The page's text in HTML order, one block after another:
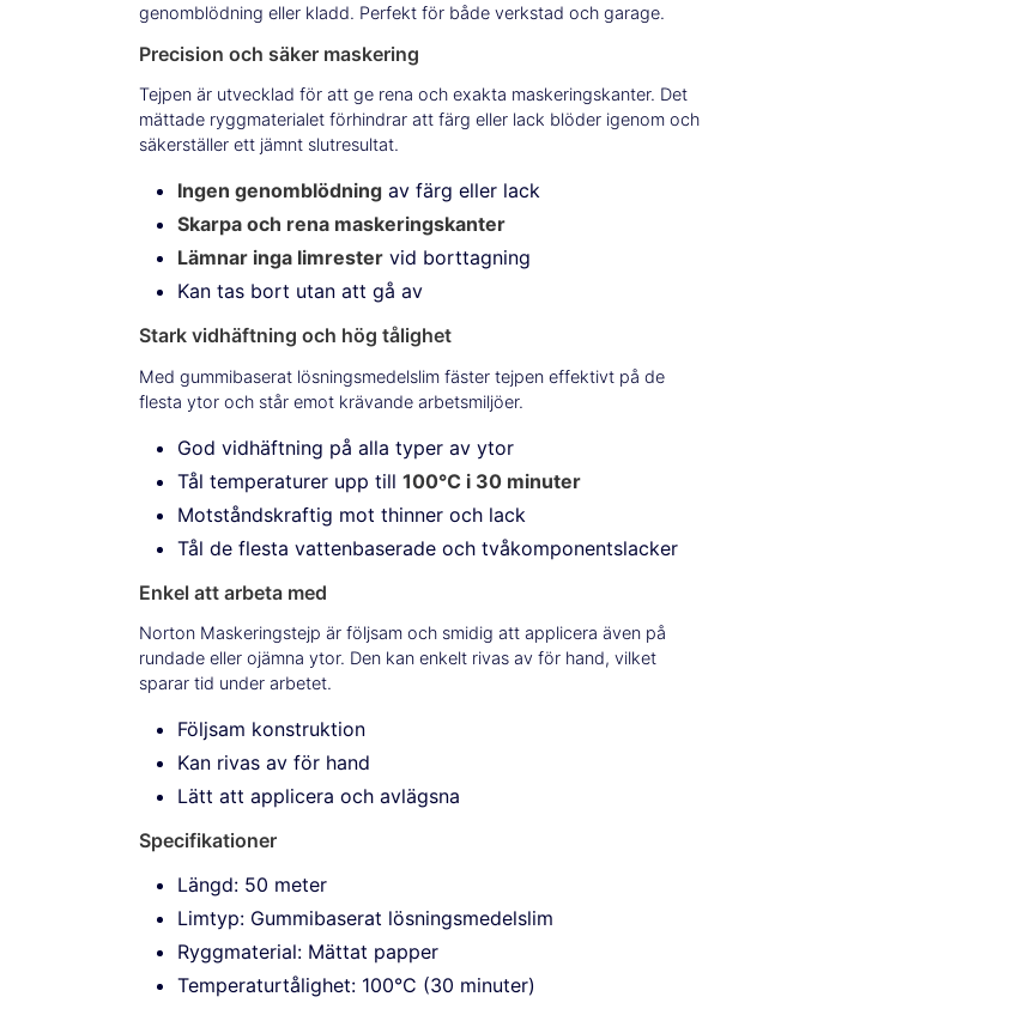
genomblödning eller kladd. Perfekt för både verkstad och garage.
Precision och säker maskering
Tejpen är utvecklad för att ge rena och exakta maskeringskanter. Det
mättade ryggmaterialet förhindrar att färg eller lack blöder igenom och
säkerställer ett jämnt slutresultat.
Ingen genomblödning av färg eller lack
Skarpa och rena maskeringskanter
Lämnar inga limrester vid borttagning
Kan tas bort utan att gå av
Stark vidhäftning och hög tålighet
Med gummibaserat lösningsmedelslim fäster tejpen effektivt på de
flesta ytor och står emot krävande arbetsmiljöer.
God vidhäftning på alla typer av ytor
Tål temperaturer upp till 100°C i 30 minuter
Motståndskraftig mot thinner och lack
Tål de flesta vattenbaserade och tvåkomponentslacker
Enkel att arbeta med
Norton Maskeringstejp är följsam och smidig att applicera även på
rundade eller ojämna ytor. Den kan enkelt rivas av för hand, vilket
sparar tid under arbetet.
Följsam konstruktion
Kan rivas av för hand
Lätt att applicera och avlägsna
Specifikationer
Längd: 50 meter
Limtyp: Gummibaserat lösningsmedelslim
Ryggmaterial: Mättat papper
Temperaturtålighet: 100°C (30 minuter)